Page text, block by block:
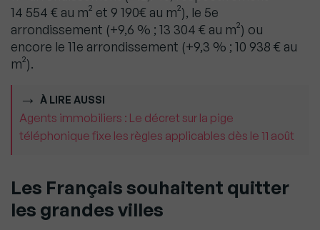
14 554 € au m² et 9 190€ au m²), le 5e
arrondissement (+9,6 % ; 13 304 € au m²) ou
encore le 11e arrondissement (+9,3 % ; 10 938 € au
m²).
À LIRE AUSSI
Agents immobiliers : Le décret sur la pige
téléphonique fixe les règles applicables dès le 11 août
Les Français souhaitent quitter
les grandes villes